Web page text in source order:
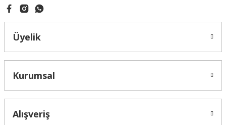
Üyelik
Kurumsal
Alışveriş